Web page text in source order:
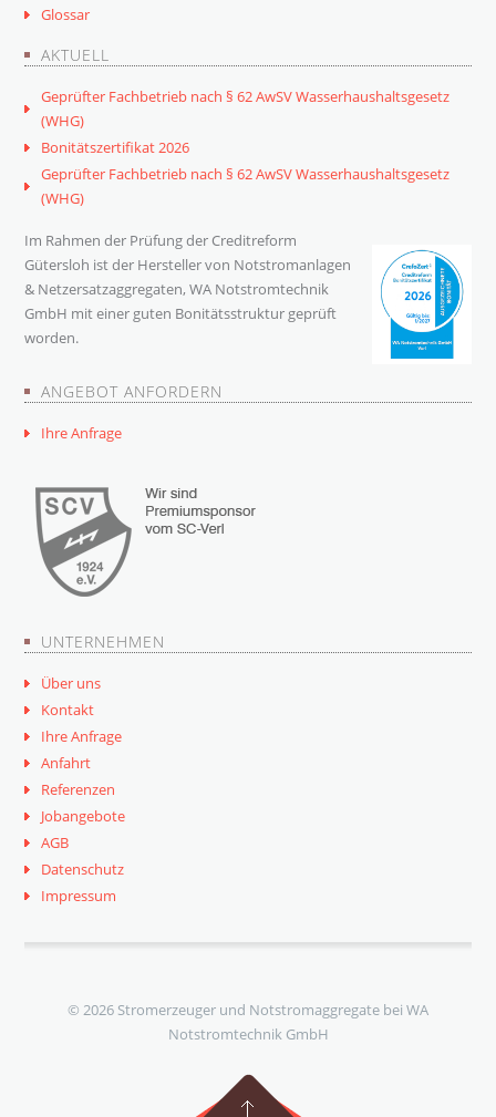
Glossar
AKTUELL
Geprüfter Fachbetrieb nach § 62 AwSV Wasserhaushaltsgesetz
(WHG)
Bonitätszertifikat 2026
Geprüfter Fachbetrieb nach § 62 AwSV Wasserhaushaltsgesetz
(WHG)
Im Rahmen der Prüfung der Creditreform
Gütersloh ist der Hersteller von Notstromanlagen
& Netzersatzaggregaten, WA Notstromtechnik
GmbH mit einer guten Bonitätsstruktur geprüft
worden.
ANGEBOT ANFORDERN
Ihre Anfrage
UNTERNEHMEN
Über uns
Kontakt
Ihre Anfrage
Anfahrt
Referenzen
Jobangebote
AGB
Datenschutz
Impressum
© 2026 Stromerzeuger und Notstromaggregate bei WA
Notstromtechnik GmbH